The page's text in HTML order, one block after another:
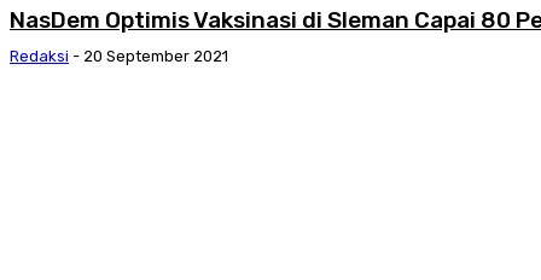
NasDem Optimis Vaksinasi di Sleman Capai 80
Redaksi - 20 September 2021